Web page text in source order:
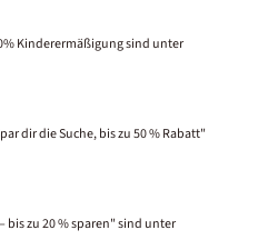
Kinderermäßigung sind unter
dir die Suche, bis zu 50 % Rabatt"
bis zu 20 % sparen" sind unter